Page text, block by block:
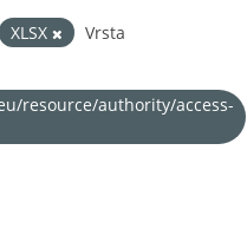
XLSX
Vrsta
resource/authority/access-